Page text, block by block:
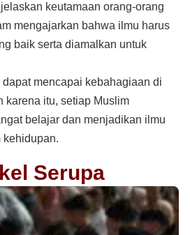
keutamaan orang-orang
mengajarkan bahwa ilmu harus
baik serta diamalkan untuk
mencapai kebahagiaan di
karena itu, setiap Muslim
belajar dan menjadikan ilmu
kehidupan.
Serupa